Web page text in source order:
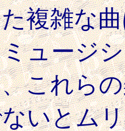
複雑な
ュージ
これら
いとム